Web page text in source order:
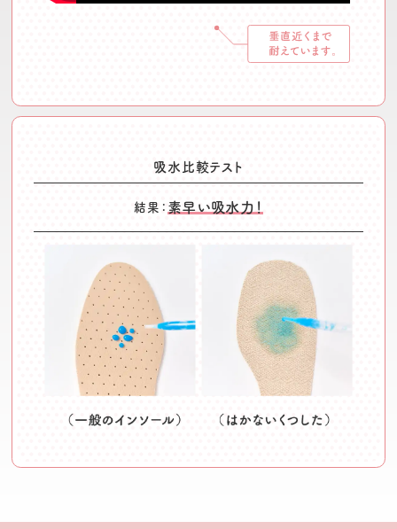
吸水比較テスト
結果： 素早い吸水力！